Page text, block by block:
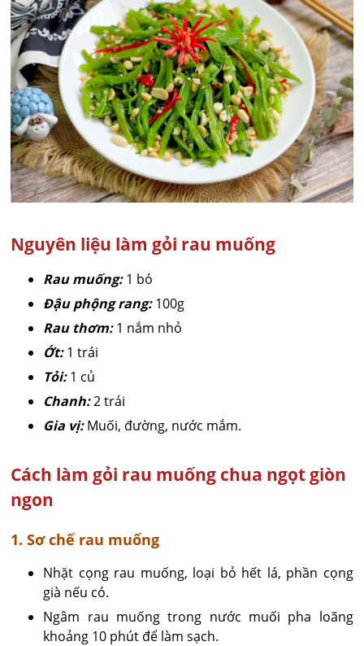
Nguyên liệu làm gỏi rau muống
Rau muống:1 bó
Đậu phộng rang:100g
Rau thơm:1 nắm nhỏ
Ớt:1 trái
Tỏi:1 củ
Chanh:2 trái
Gia vị:Muối, đường, nước mắm.
Cách làm gỏi rau muống chua ngọt giòn
ngon
1. Sơ chế rau muống
Nhặt cọng rau muống, loại bỏ hết lá, phần cọng
già nếu có.
Ngâm rau muống trong nước muối pha loãng
khoảng 10 phút để làm sạch.